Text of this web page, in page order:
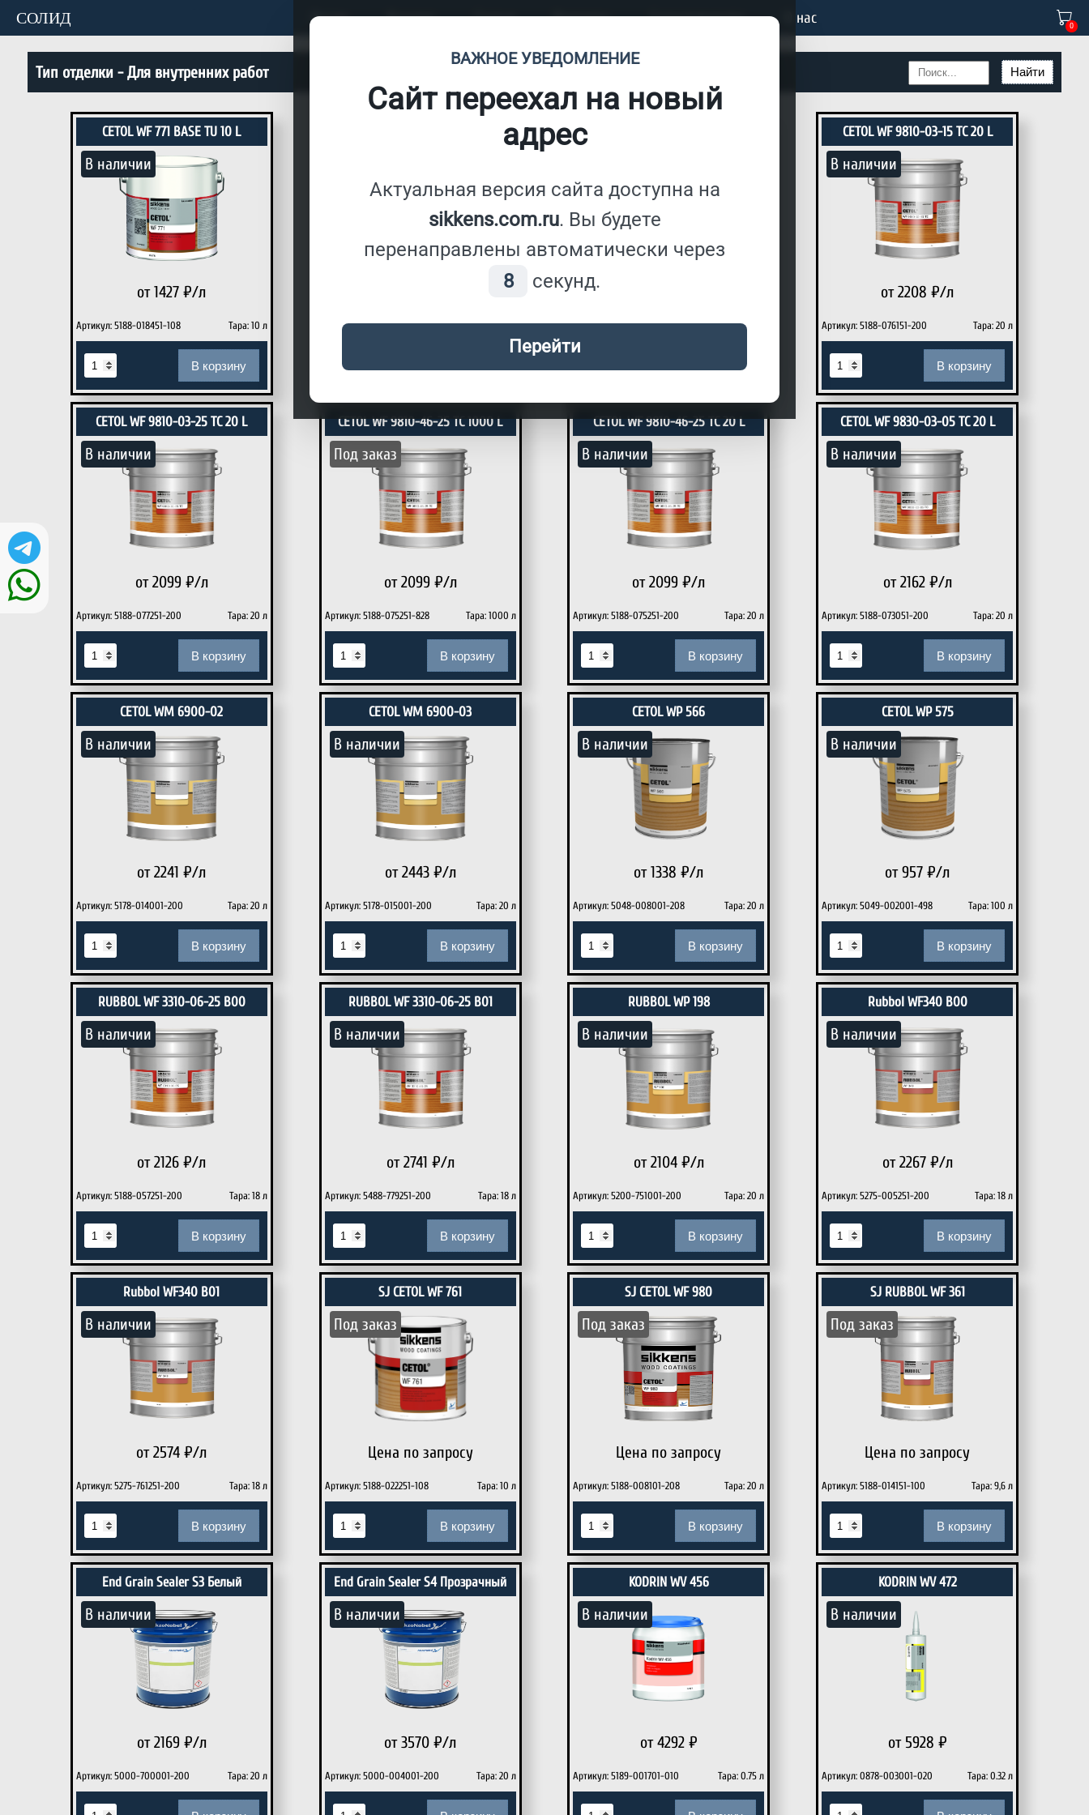
СОЛИД Акции Каталог Статьи Контакты Сотрудничество О нас 0
Тип отделки -Для внутренних работ Найти
CETOL WF 771 BASE TU 10 L
В наличии
от 1427 ₽/л
Артикул: 5188-018451-108 Тара: 10 л
В корзину
Артикул: 5188-018451-828 Тара: 1000 л Артикул: 5188-077251_200 Тара: 20 л
CETOL WF 9810-03-15 TC 20 L
В наличии
от 2208 ₽/л
Артикул: 5188-076151-200 Тара: 20 л
В корзину
CETOL WF 9810-03-25 TC 20 L
В наличии
от 2099 ₽/л
Артикул: 5188-077251-200 Тара: 20 л
В корзину
CETOL WF 9810-46-25 TC 1000 L
Под заказ
от 2099 ₽/л
Артикул: 5188-075251-828 Тара: 1000 л
В корзину
CETOL WF 9810-46-25 TC 20 L
В наличии
от 2099 ₽/л
Артикул: 5188-075251-200 Тара: 20 л
В корзину
CETOL WF 9830-03-05 TC 20 L
В наличии
от 2162 ₽/л
Артикул: 5188-073051-200 Тара: 20 л
В корзину
CETOL WM 6900-02
В наличии
от 2241 ₽/л
Артикул: 5178-014001-200 Тара: 20 л
В корзину
CETOL WM 6900-03
В наличии
от 2443 ₽/л
Артикул: 5178-015001-200 Тара: 20 л
В корзину
CETOL WP 566
В наличии
от 1338 ₽/л
Артикул: 5048-008001-208 Тара: 20 л
В корзину
CETOL WP 575
В наличии
от 957 ₽/л
Артикул: 5049-002001-498 Тара: 100 л
В корзину
RUBBOL WF 3310-06-25 B00
В наличии
от 2126 ₽/л
Артикул: 5188-057251-200 Тара: 18 л
В корзину
RUBBOL WF 3310-06-25 B01
В наличии
от 2741 ₽/л
Артикул: 5488-779251-200 Тара: 18 л
В корзину
RUBBOL WP 198
В наличии
от 2104 ₽/л
Артикул: 5200-751001-200 Тара: 20 л
В корзину
Rubbol WF340 B00
В наличии
от 2267 ₽/л
Артикул: 5275-005251-200 Тара: 18 л
В корзину
Rubbol WF340 B01
В наличии
от 2574 ₽/л
Артикул: 5275-761251-200 Тара: 18 л
В корзину
SJ CETOL WF 761
Под заказ
Цена по запросу
Артикул: 5188-022251-108 Тара: 10 л
В корзину
SJ CETOL WF 980
Под заказ
Цена по запросу
Артикул: 5188-008101-208 Тара: 20 л
В корзину
SJ RUBBOL WF 361
Под заказ
Цена по запросу
Артикул: 5188-014151-100 Тара: 9,6 л
В корзину
End Grain Sealer S3 Белый
В наличии
от 2169 ₽/л
Артикул: 5000-700001-200 Тара: 20 л
End Grain Sealer S4 Прозрачный
В наличии
от 3570 ₽/л
Артикул: 5000-004001-200 Тара: 20 л
KODRIN WV 456
В наличии
от 4292 ₽
Артикул: 5189-001701-010 Тара: 0.75 л
KODRIN WV 472
В наличии
от 5928 ₽
Артикул: 0878-003001-020 Тара: 0.32 л
ВАЖНОЕ УВЕДОМЛЕНИЕ
Сайт переехал на новый
адрес
Актуальная версия сайта доступна на
sikkens.com.ru. Вы будете
перенаправлены автоматически через
8
секунд.
Перейти